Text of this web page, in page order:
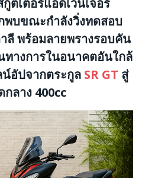
กูตเตอร์แอดเวนเจอร์
พบขณะกำลังวิ่งทดสอบ
ลี พร้อมลายพรางรอบคัน
ทางการในอนาคตอันใกล้
อัปจากตระกูล SR GT สู่
ลาง 400cc